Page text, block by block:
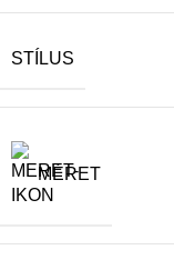
STÍLUS
MÉRET